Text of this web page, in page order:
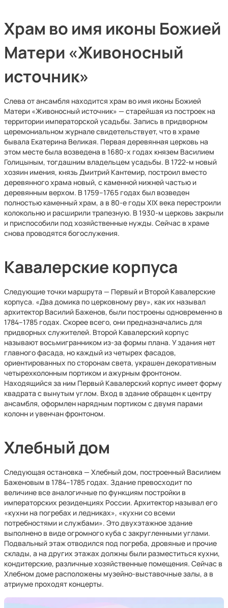
Храм во имя иконы Божией
Матери «Живоносный
источник»
Слева от ансамбля находится храм во имя иконы Божией
Матери «Живоносный источник» — старейшая из построек на
территории императорской усадьбы. Запись в придворном
церемониальном журнале свидетельствует, что в храме
бывала Екатерина Великая. Первая деревянная церковь на
этом месте была возведена в 1680-х годах князем Василием
Голицыным, тогдашним владельцем усадьбы. В 1722-м новый
хозяин имения, князь Дмитрий Кантемир, построил вместо
деревянного храма новый, с каменной нижней частью и
деревянным верхом. В 1759–1765 годах был возведен
полностью каменный храм, а в 80-е годы XIX века перестроили
колокольню и расширили трапезную. В 1930-м церковь закрыли
и приспособили под хозяйственные нужды. Сейчас в храме
снова проводятся богослужения.
Кавалерские корпуса
Следующие точки маршрута — Первый и Второй Кавалерские
корпуса. «Два домика по церковному рву», как их называл
архитектор Василий Баженов, были построены одновременно в
1784–1785 годах. Скорее всего, они предназначались для
придворных служителей. Второй Кавалерский корпус
называют восьмигранником из-за формы плана. У здания нет
главного фасада, но каждый из четырех фасадов,
ориентированных по сторонам света, украшен декоративным
четырехколонным портиком и ажурным фронтоном.
Находящийся за ним Первый Кавалерский корпус имеет форму
квадрата с вынутым углом. Вход в здание обращен к центру
ансамбля, оформлен нарядным портиком с двумя парами
колонн и увенчан фронтоном.
Хлебный дом
Следующая остановка — Хлебный дом, построенный Василием
Баженовым в 1784–1785 годах. Здание превосходит по
величине все аналогичные по функциям постройки в
императорских резиденциях России. Архитектор называл его
«кухни на погребах и ледниках», «кухни со всеми
потребностями и службами». Это двухэтажное здание
выполнено в виде огромного куба с закругленными углами.
Подвальный этаж отводился под погреба, дровяные и прочие
склады, а на других этажах должны были разместиться кухни,
кондитерские, различные хозяйственные помещения. Сейчас в
Хлебном доме расположены музейно-выставочные залы, а в
атриуме проходят концерты.